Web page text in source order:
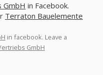
GmbH in Facebook.
Terraton Bauelemente
in facebook. Leave a
GmbH